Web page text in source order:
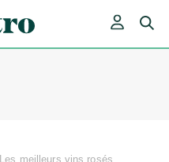
Les meilleurs vins rosés